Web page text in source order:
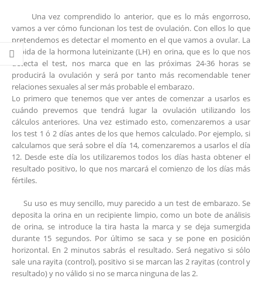
Una vez comprendido lo anterior, que es lo más engorroso,
vamos a ver cómo funcionan los test de ovulación. Con ellos lo que
pretendemos es detectar el momento en el que vamos a ovular. La
subida de la hormona luteinizante (LH) en orina, que es lo que nos
detecta el test, nos marca que en las próximas 24-36 horas se
producirá la ovulación y será por tanto más recomendable tener
relaciones sexuales al ser más probable el embarazo.
Lo primero que tenemos que ver antes de comenzar a usarlos es
cuándo prevemos que tendrá lugar la ovulación utilizando los
cálculos anteriores. Una vez estimado esto, comenzaremos a usar
los test 1 ó 2 días antes de los que hemos calculado. Por ejemplo, si
calculamos que será sobre el día 14, comenzaremos a usarlos el día
12. Desde este día los utilizaremos todos los días hasta obtener el
resultado positivo, lo que nos marcará el comienzo de los días más
fértiles.
Su uso es muy sencillo, muy parecido a un test de embarazo. Se
deposita la orina en un recipiente limpio, como un bote de análisis
de orina, se introduce la tira hasta la marca y se deja sumergida
durante 15 segundos. Por último se saca y se pone en posición
horizontal. En 2 minutos sabrás el resultado. Será negativo si sólo
sale una rayita (control), positivo si se marcan las 2 rayitas (control y
resultado) y no válido si no se marca ninguna de las 2.